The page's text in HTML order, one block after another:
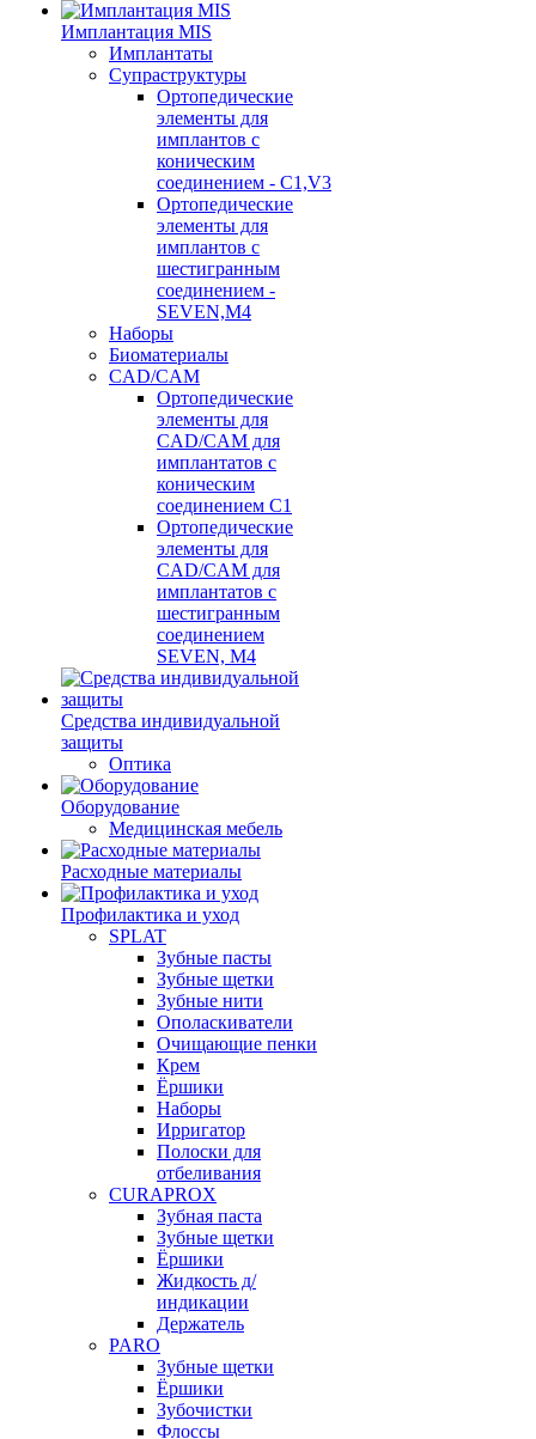
Имплантация MIS
Имплантаты
Супраструктуры
Ортопедические
элементы для
имплантов с
коническим
соединением - C1,V3
Ортопедические
элементы для
имплантов с
шестигранным
соединением -
SEVEN,M4
Наборы
Биоматериалы
CAD/CAM
Ортопедические
элементы для
CAD/CAM для
имплантатов с
коническим
соединением С1
Ортопедические
элементы для
CAD/CAM для
имплантатов с
шестигранным
соединением
SEVEN, М4
Средства индивидуальной
защиты
Оптика
Оборудование
Медицинская мебель
Расходные материалы
Профилактика и уход
SPLAT
Зубные пасты
Зубные щетки
Зубные нити
Ополаскиватели
Очищающие пенки
Крем
Ёршики
Наборы
Ирригатор
Полоски для
отбеливания
CURAPROX
Зубная паста
Зубные щетки
Ёршики
Жидкость д/
индикации
Держатель
PARO
Зубные щетки
Ёршики
Зубочистки
Флоссы